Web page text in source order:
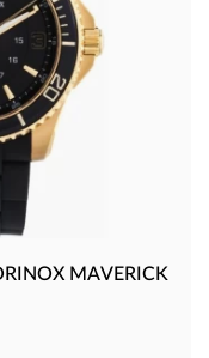
MAVERICK